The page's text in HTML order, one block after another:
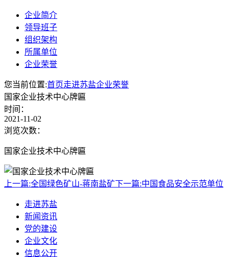
企业简介
领导班子
组织架构
所属单位
企业荣誉
您当前位置:首页走进苏盐企业荣誉
国家企业技术中心牌匾
时间：
2021-11-02
浏览次数：
国家企业技术中心牌匾
上一篇:全国绿色矿山-蒋南盐矿下一篇:中国食品安全示范单位
走进苏盐
新闻资讯
党的建设
企业文化
信息公开